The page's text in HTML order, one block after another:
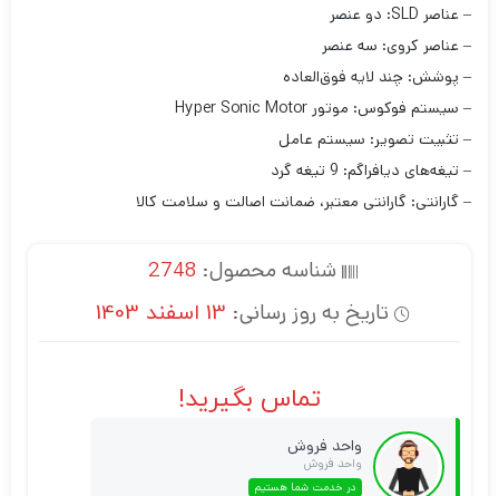
– عناصر SLD: دو عنصر
– عناصر کروی: سه عنصر
– پوشش: چند لایه فوق‌العاده
– سیستم فوکوس: موتور Hyper Sonic Motor
– تثبیت تصویر: سیستم عامل
– تیغه‌های دیافراگم: 9 تیغه گرد
– گارانتی: گارانتی معتبر، ضمانت اصالت و سلامت کالا
شناسه محصول: 2748
تاریخ به روز رسانی: 13 اسفند 1403
تماس بگیرید!
واحد فروش
واحد فروش
در خدمت شما هستیم